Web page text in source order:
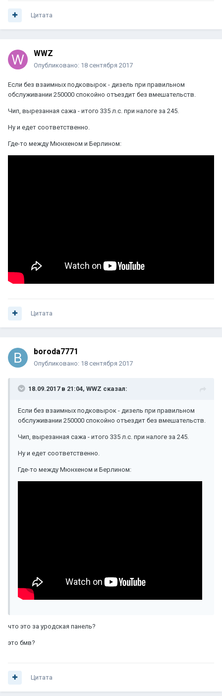
Цитата
WWZ
Опубликовано: 18 сентября 2017
Если без взаимных подковырок - дизель при правильном
обслуживании 250000 спокойно отъездит без вмешательств.
Чип, вырезанная сажа - итого 335 л.с. при налоге за 245.
Ну и едет соответственно.
Где-то между Мюнхеном и Берлином:
Цитата
boroda7771
Опубликовано: 18 сентября 2017
18.09.2017 в 21:04, WWZ сказал:
Если без взаимных подковырок - дизель при правильном
обслуживании 250000 спокойно отъездит без вмешательств.
Чип, вырезанная сажа - итого 335 л.с. при налоге за 245.
Ну и едет соответственно.
Где-то между Мюнхеном и Берлином:
что это за уродская панель?
это бмв?
Цитата